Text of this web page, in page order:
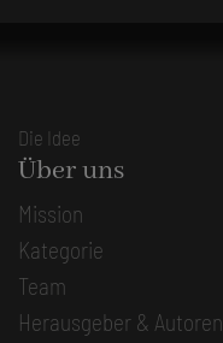
Die Idee
Über uns
Mission
Kategorie
Team
Herausgeber & Autoren